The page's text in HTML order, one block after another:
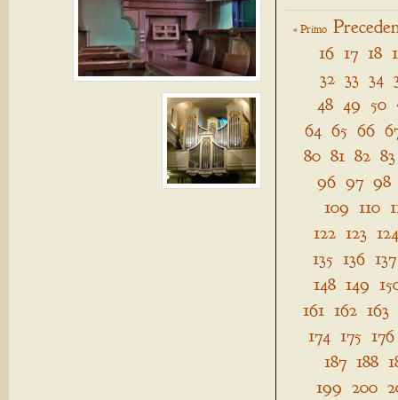
« Primo
16 17 18
32 33 34
48 49 50
64 65 66
80 81 82 83
96 97 98
109 110
122 123 124
135 136 137
148 149
161 162 163
174 175 176
187 188
199 200